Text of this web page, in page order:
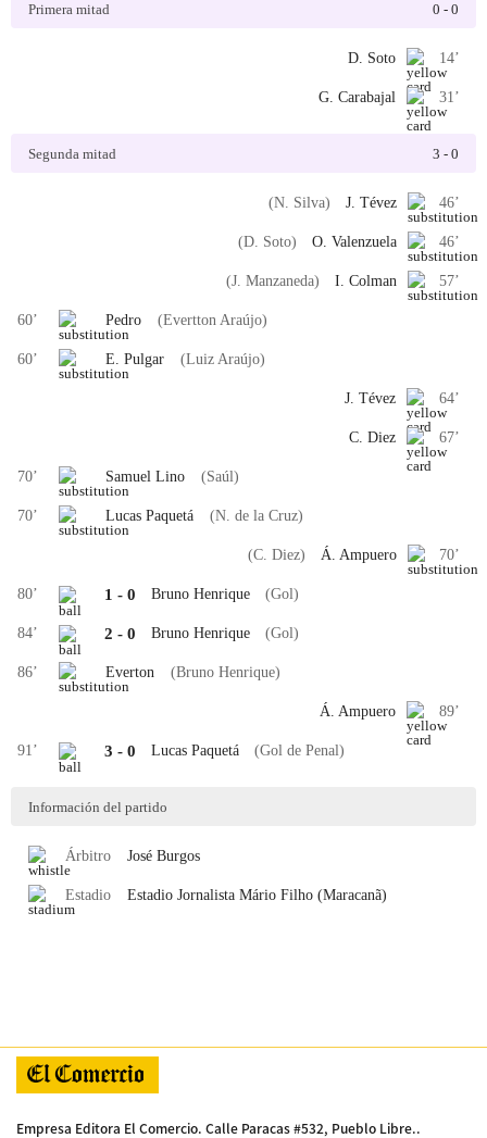
Primera mitad 0 - 0
14’
D. Soto
31’
G. Carabajal
Segunda mitad 3 - 0
46’
J. Tévez
(N. Silva)
46’
O. Valenzuela
(D. Soto)
57’
I. Colman
(J. Manzaneda)
60’ Pedro (Evertton Araújo)
60’ E. Pulgar (Luiz Araújo)
64’
J. Tévez
67’
C. Diez
70’ Samuel Lino (Saúl)
70’ Lucas Paquetá (N. de la Cruz)
70’
Á. Ampuero
(C. Diez)
80’ 1 - 0 Bruno Henrique (Gol)
84’ 2 - 0 Bruno Henrique (Gol)
86’ Everton (Bruno Henrique)
89’
Á. Ampuero
91’ 3 - 0 Lucas Paquetá (Gol de Penal)
Información del partido
Árbitro José Burgos
Estadio Estadio Jornalista Mário Filho (Maracanã)
Empresa Editora El Comercio. Calle Paracas #532, Pueblo Libre..